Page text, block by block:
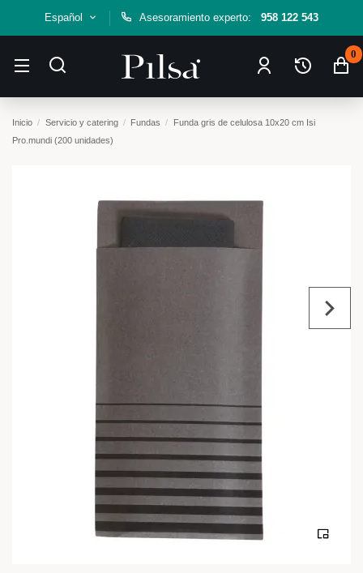
Español Asesoramiento experto: 958 122 543
0
Inicio Servicio y catering Fundas
Funda gris de celulosa 10x20 cm Isi
Pro.mundi (200 unidades)